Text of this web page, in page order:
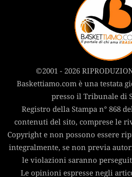
©2001 - 2026
Baskettiamo.com è una testata
presso il Tribunale di
Registro della Stampa n° 868
contenuti del sito, comprese le
Copyright e non possono essere
integralmente, se non previa
le violazioni saranno
Le opinioni espresse negli